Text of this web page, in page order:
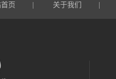
页 关于我们